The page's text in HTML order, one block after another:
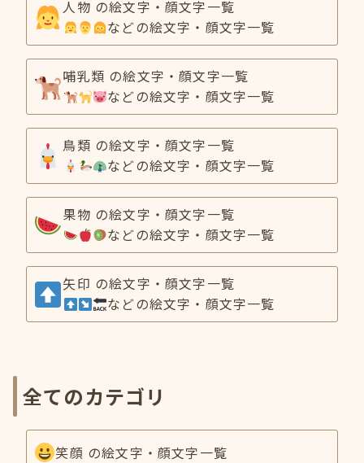
人物 の絵文字・顔文字一覧
などの絵文字・顔文字一覧
哺乳類 の絵文字・顔文字一覧
などの絵文字・顔文字一覧
鳥類 の絵文字・顔文字一覧
などの絵文字・顔文字一覧
果物 の絵文字・顔文字一覧
などの絵文字・顔文字一覧
矢印 の絵文字・顔文字一覧
などの絵文字・顔文字一覧
全てのカテゴリ
笑顔 の絵文字・顔文字一覧